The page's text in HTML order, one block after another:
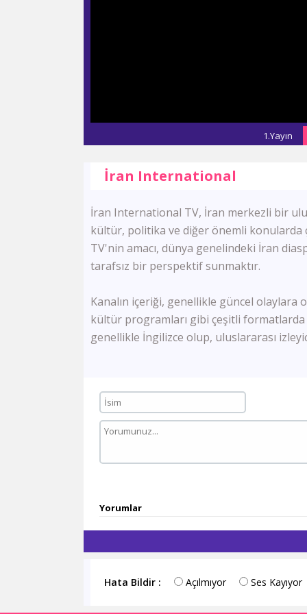
1.Yayın
İran International
İran International TV, İran merkezli bir
kültür, politika ve diğer önemli
TV'nin amacı, dünya genelindeki İran
tarafsız bir perspektif sunmaktır.
Kanalın içeriği, genellikle güncel
kültür programları gibi çeşitli
genellikle İngilizce olup, uluslararası
Yorumlar
Hata Bildir : Açılmıyor Ses Kayıyor